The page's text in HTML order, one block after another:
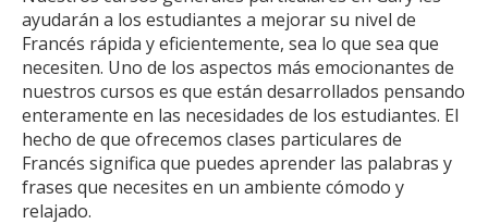
ayudarán a los estudiantes a mejorar su nivel de
Francés rápida y eficientemente, sea lo que sea que
necesiten. Uno de los aspectos más emocionantes de
nuestros cursos es que están desarrollados pensando
enteramente en las necesidades de los estudiantes. El
hecho de que ofrecemos clases particulares de
Francés significa que puedes aprender las palabras y
frases que necesites en un ambiente cómodo y
relajado.